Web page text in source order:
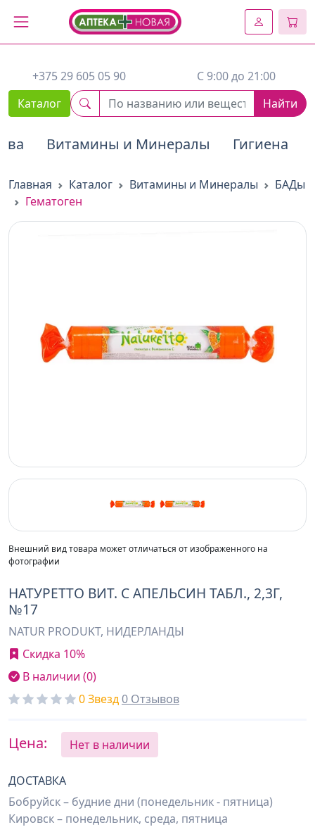
2. Вставьте этот код сразу же после открывающего тега :
+375 29 605 05 90
C 9:00 до 21:00
Каталог
Найти
Витамины и Минералы Гигиена
Главная Каталог Витамины и Минералы
БАДы
Гематоген
Previous
Внешний вид товара может отличаться от изображенного на
фотографии
НАТУРЕТТО ВИТ. С АПЕЛЬСИН ТАБЛ., 2,3Г,
№17
NATUR PRODUKT, НИДЕРЛАНДЫ
Скидка 10%
В наличии (0)
0 Звезд0 Отзывов
Цена: Нет в наличии
ДОСТАВКА
Бобруйск – будние дни (понедельник - пятница)
Кировск – понедельник, среда, пятница